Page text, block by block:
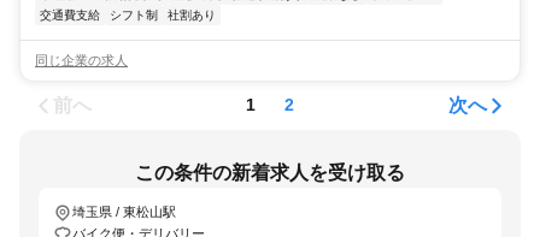
交通費支給
シフト制 社割あり
同じ企業の求人
前へ 1 2 次へ
この条件の新着求人を受け取る
埼玉県 / 東松山駅
バイク便・デリバリー